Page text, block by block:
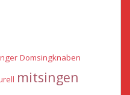
Domsingknaben
mitsingen